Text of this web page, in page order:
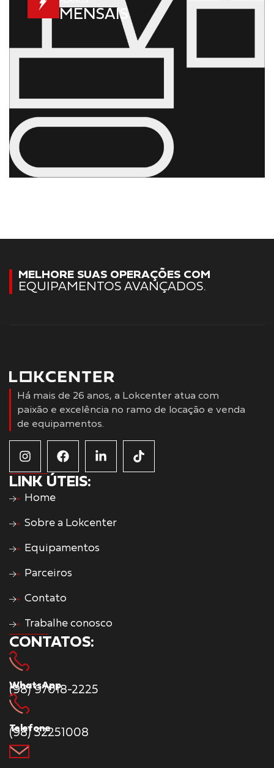
MENSAIS
MELHORE SUAS OPERAÇÕES COM
EQUIPAMENTOS AVANÇADOS.
Há mais de 26 anos, a Lokcenter atua com
paixão e excelência no ramo de locação e venda
de equipamentos.
LINK ÚTEIS:
Home
Sobre a Lokcenter
Equipamentos
Parceiros
Contato
Trabalhe conosco
CONTATOS:
WhatsApp
(98) 97018-2225
Telefone
(98) 32251008